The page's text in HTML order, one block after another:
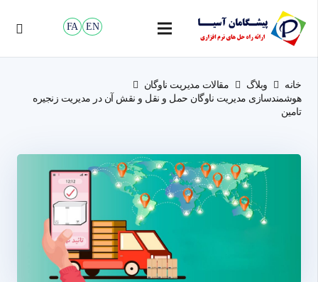
FA EN
خانه وبلاگ
مقالات مدیریت ناوگان
هوشمندسازی مدیریت ناوگان حمل و نقل و نقش آن در مدیریت زنجیره
تامین